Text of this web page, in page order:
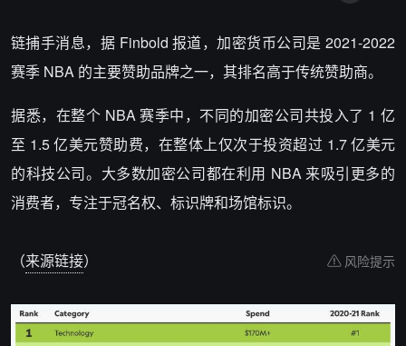
链捕手消息，据 Finbold 报道，加密货币公司是 2021-2022
赛季 NBA 的主要赞助品牌之一，其排名高于传统赞助商。
据悉，在整个 NBA 赛季中，不同的加密公司共投入了 1 亿
至 1.5 亿美元赞助费，在整体上仅次于投资超过 1.7 亿美元
的科技公司。大多数加密公司都在利用 NBA 来吸引更多的
消费者，专注于冠名权、标识牌和场馆标识。
（来源链接） 风险提示